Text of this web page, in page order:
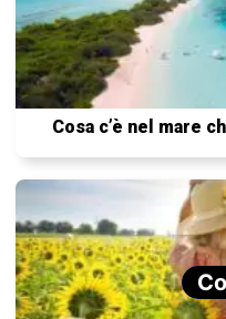
Cosa c’è nel mare